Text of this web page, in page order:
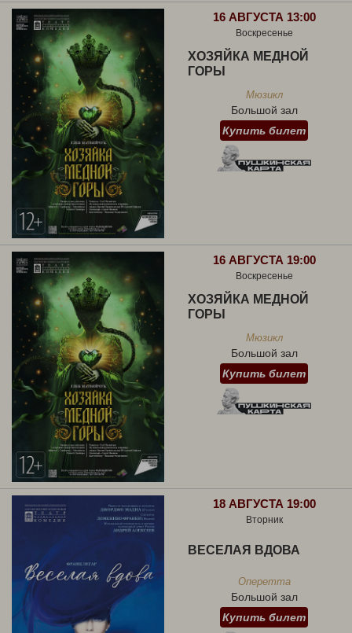
16 АВГУСТА 13:00
Воскресенье
ХОЗЯЙКА МЕДНОЙ
ГОРЫ
Мюзикл
Большой зал
Купить билет
16 АВГУСТА 19:00
Воскресенье
ХОЗЯЙКА МЕДНОЙ
ГОРЫ
Мюзикл
Большой зал
Купить билет
18 АВГУСТА 19:00
Вторник
ВЕСЕЛАЯ ВДОВА
Оперетта
Большой зал
Купить билет